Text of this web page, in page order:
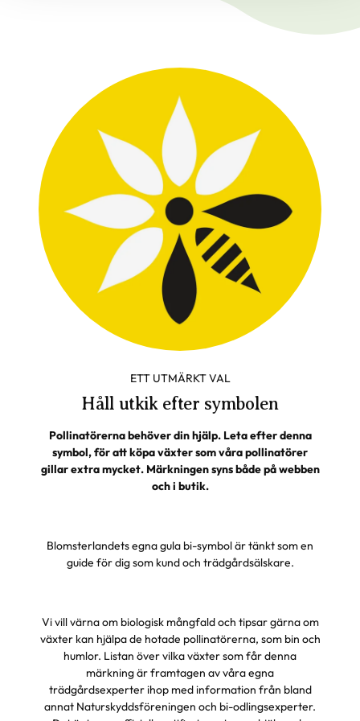
ETT UTMÄRKT VAL
Håll utkik efter symbolen
Pollinatörerna behöver din hjälp. Leta efter denna
symbol, för att köpa växter som våra pollinatörer
gillar extra mycket. Märkningen syns både på webben
och i butik.
Blomsterlandets egna gula bi-symbol är tänkt som en
guide för dig som kund och trädgårdsälskare.
Vi vill värna om biologisk mångfald och tipsar gärna om
växter kan hjälpa de hotade pollinatörerna, som bin och
humlor. Listan över vilka växter som får denna
märkning är framtagen av våra egna
trädgårdsexperter ihop med information från bland
annat Naturskyddsföreningen och bi-odlingsexperter.